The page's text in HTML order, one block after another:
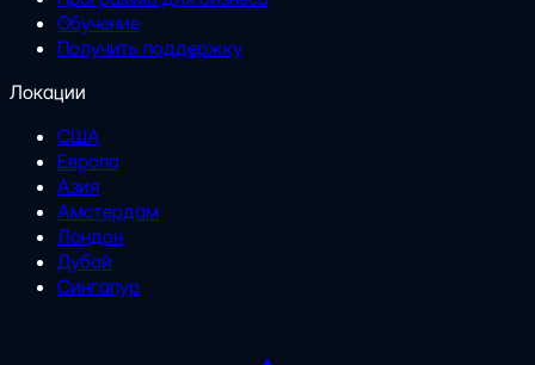
Обучение
Получить поддержку
Локации
США
Европа
Азия
Амстердам
Лондон
Дубай
Сингапур